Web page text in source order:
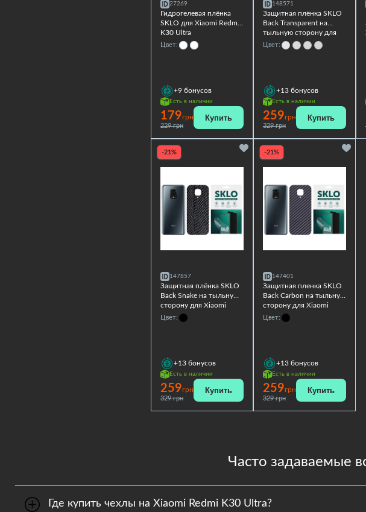
27269
Гидрогелевая плёнка
SKLO для Xiaomi Redmi
K30 Ultra
Цвет:
+9 бонусов
Есть в наличии
179грн
229 грн
Купить
148571
Защитная плёнка SKLO
Back Transparent на
тыльную сторону для
Xiaomi Redmi K30 Ultra
Цвет:
+13 бонусов
Есть в наличии
259грн
329 грн
Купить
-21%
147857
Защитная плёнка SKLO
Back Snake на тыльную
сторону для Xiaomi
Redmi K30 Ultra
Цвет:
+13 бонусов
Есть в наличии
259грн
329 грн
Купить
-21%
147401
Защитная пленка SKLO
Back Carbon на тыльную
сторону для Xiaomi
Redmi K30 Ultra
Цвет:
+13 бонусов
Есть в наличии
259грн
329 грн
Купить
Часто задаваемые
Где купить чехлы на Xiaomi Redmi K30 Ultra?